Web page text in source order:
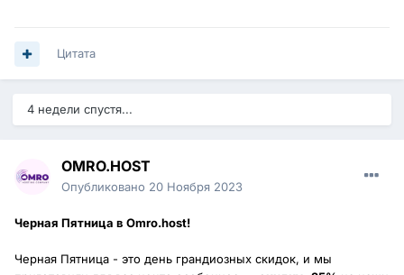
Цитата
4 недели спустя...
OMRO.HOST
Опубликовано 20 Ноября 2023
Черная Пятница в Omro.host!
Черная Пятница - это день грандиозных скидок, и мы